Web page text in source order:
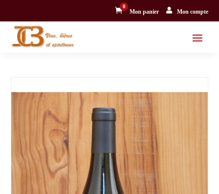

0
Mon panier  Mon compte